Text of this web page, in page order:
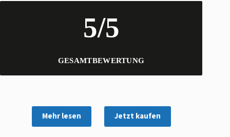
5/5
GESAMTBEWERTUNG
Mehr lesen Jetzt kaufen